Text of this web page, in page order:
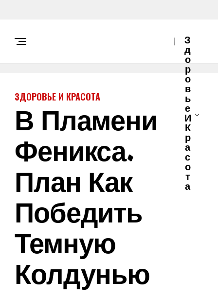
З
Д
О
Р
О
В
Ь
Е
И
К
Р
А
С
О
Т
А
ЗДОРОВЬЕ И КРАСОТА
В Пламени
Феникса.
План Как
Победить
Темную
Колдунью